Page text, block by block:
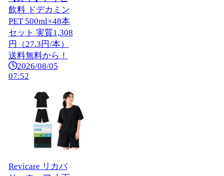
飲料 ドデカミン
PET 500ml×48本
セット 実質1,308
円（27.3円/本）
送料無料から！
2026/08/05
07:52
Revicare リカバ